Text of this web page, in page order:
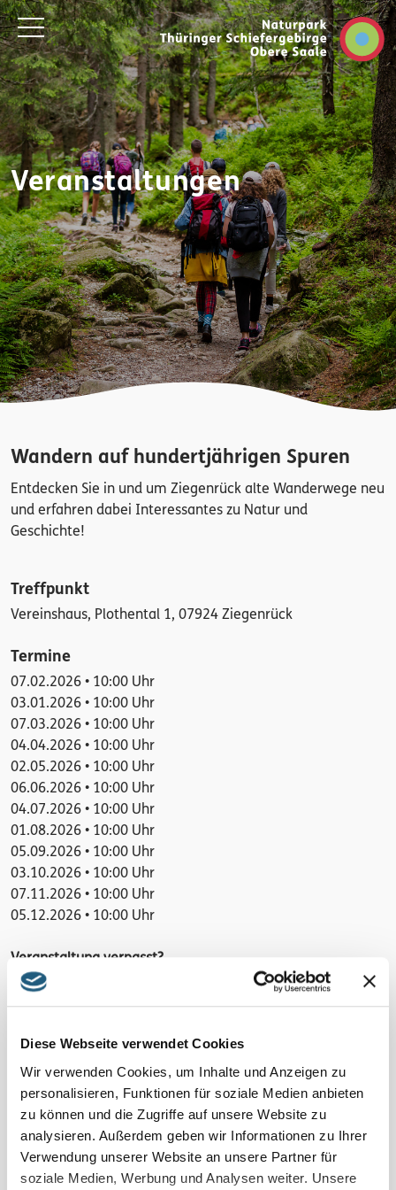
Diese Webseite verwendet Cookies
Wir verwenden Cookies, um Inhalte und Anzeigen zu
personalisieren, Funktionen für soziale Medien anbieten
zu können und die Zugriffe auf unsere Website zu
analysieren. Außerdem geben wir Informationen zu Ihrer
Verwendung unserer Website an unsere Partner für
soziale Medien, Werbung und Analysen weiter. Unsere
Veranstaltungen
Wandern auf hundertjährigen Spuren
Entdecken Sie in und um Ziegenrück alte Wanderwege neu
und erfahren dabei Interessantes zu Natur und
Geschichte!
Treffpunkt
Vereinshaus, Plothental 1, 07924 Ziegenrück
Termine
07.02.2026 • 10:00 Uhr
03.01.2026 • 10:00 Uhr
07.03.2026 • 10:00 Uhr
04.04.2026 • 10:00 Uhr
02.05.2026 • 10:00 Uhr
06.06.2026 • 10:00 Uhr
04.07.2026 • 10:00 Uhr
01.08.2026 • 10:00 Uhr
05.09.2026 • 10:00 Uhr
03.10.2026 • 10:00 Uhr
07.11.2026 • 10:00 Uhr
05.12.2026 • 10:00 Uhr
Veranstaltung verpasst?
Schauen Sie unter
„Naturpark-Erlebnisse und -Angebote“
direkt mit den Veranstaltenden.
Details
wechselnde Touren 4 - 10 km | trittsicheres Schuhwerk und
eigene Rucksackverpflegung | jeden 1. Samstag im Monat
oder nach Vereinbarung